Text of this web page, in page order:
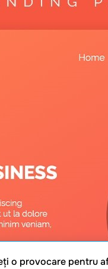
o provocare pentru